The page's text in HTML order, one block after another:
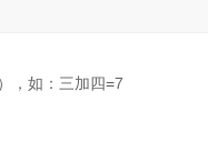
，如：三加四=7